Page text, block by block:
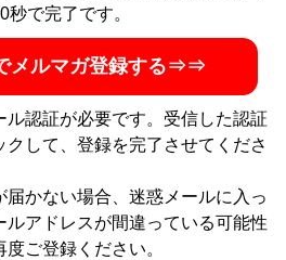
秒で完了です。
メルマガ登録する⇒⇒
認証が必要です。受信した認証
クして、登録を完了させてくださ
かない場合、迷惑メールに入っ
ルアドレスが間違っている可能性
ご登録ください。